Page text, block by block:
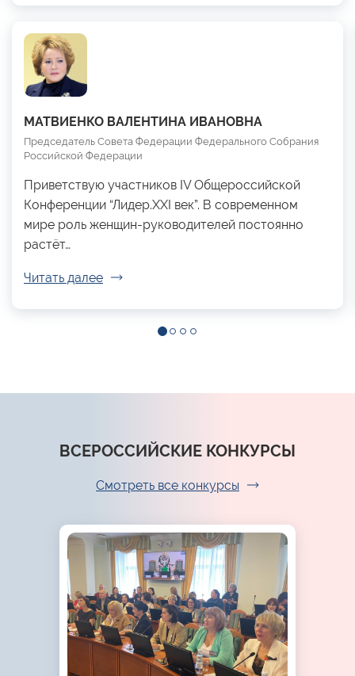
МАТВИЕНКО ВАЛЕНТИНА ИВАНОВНА
Председатель Совета Федерации Федерального Собрания
Российской Федерации
Приветствую участников IV Общероссийской
Конференции “Лидер.XXI век”. В современном
мире роль женщин-руководителей постоянно
растёт…
Читать далее
ВСЕРОССИЙСКИЕ КОНКУРСЫ
Смотреть все конкурсы